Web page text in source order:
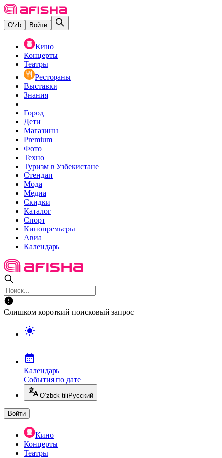
O‘zb Войти
Кино
Концерты
Театры
Рестораны
Выставки
Знания
Город
Дети
Магазины
Premium
Фото
Техно
Туризм в Узбекистане
Стендап
Мода
Медиа
Скидки
Каталог
Спорт
Кинопремьеры
Авиа
Календарь
Слишком короткий поисковый запрос
Календарь
События по дате
O’zbek tili Русский
Войти
Кино
Концерты
Театры